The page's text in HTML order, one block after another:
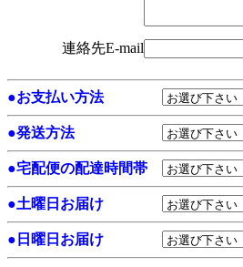
連絡先E-mail
●お支払い方法
●発送方法
●宅配便の配達時間帯
●土曜日お届け
● 日曜日お届け